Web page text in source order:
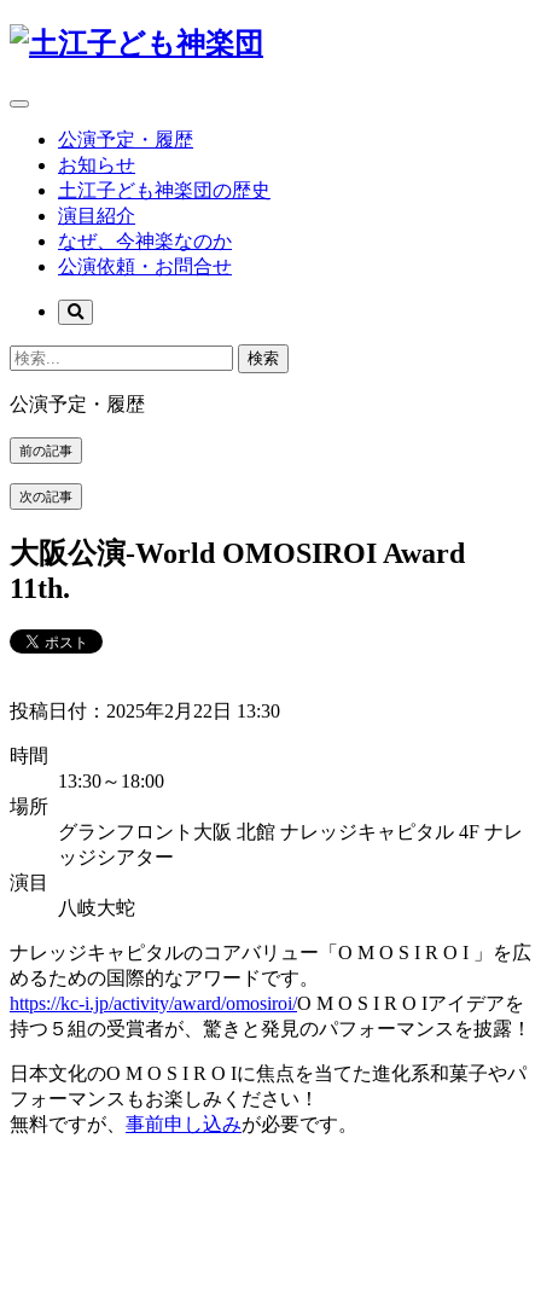
公演予定・履歴
お知らせ
土江子ども神楽団の歴史
演目紹介
なぜ、今神楽なのか
公演依頼・お問合せ
検索
公演予定・履歴
前の記事
次の記事
大阪公演-World OMOSIROI Award
11th.
投稿日付：2025年2月22日 13:30
時間
13:30～18:00
場所
グランフロント大阪 北館 ナレッジキャピタル 4F ナレ
ッジシアター
演目
八岐大蛇
ナレッジキャピタルのコアバリュー「O M O S I R O I 」を広
めるための国際的なアワードです。
https://kc-i.jp/activity/award/omosiroi/O M O S I R O Iアイデアを
持つ５組の受賞者が、驚きと発見のパフォーマンスを披露！
日本文化のO M O S I R O Iに焦点を当てた進化系和菓子やパ
フォーマンスもお楽しみください！
無料ですが、 事前申し込みが必要です。